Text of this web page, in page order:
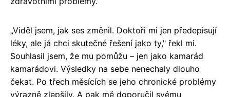
„Viděl jsem, jak ses změnil. Doktoři mi jen předepisují
léky, ale já chci skutečné řešení jako ty," řekl mi.
Souhlasil jsem, že mu pomůžu – jen jako kamarád
kamarádovi. Výsledky na sebe nenechaly dlouho
čekat. Po třech měsících se jeho chronické problémy
výrazně zlepšily. A pak mě doporučil svému